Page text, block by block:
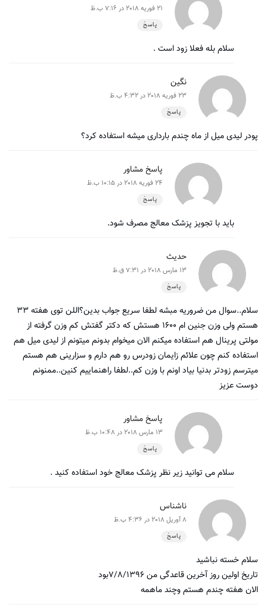
21 فوریه 2018 در 7:16 ب.ظ
پاسخ
سلام بله فعلا زود است .
نگین
23 فوریه 2018 در 4:32 ب.ظ
پاسخ
پودر لیدی میل از ماه چندم بارداری میشه استفاده کرد؟
پاسخ مشاور
24 فوریه 2018 در 10:15 ب.ظ
پاسخ
باید با تجویز پزشک معالج مصرف شود.
حدیث
13 مارس 2018 در 7:31 ق.ظ
پاسخ
سلام..سوال من ضروریه مبشه لطفا سریع جواب بدین؟اللن توی هفته ۳۳
هستم ولی وزن جنین ام ۱۶۰۰ هستش که دکتر گفتش کم وزن گرفته از
مولتی پرینال هم استفاده میکنم الان میخوام بدونم میتونم از لیدی میل هم
استفاده کنم چون علائم زایمان زودرس رو هم دارم و سزارینی هم هستم
میترسم زودتر بدنیا بیاد اونم با وزن کم..لطفا راهنماییم کنین..ممنونم
دوست عزیز
پاسخ مشاور
13 مارس 2018 در 10:48 ب.ظ
پاسخ
سلام می توانید زیر نظر پزشک معالج خود استفاده کنید .
ناشناس
8 آوریل 2018 در 4:36 ب.ظ
پاسخ
سلام خسته نباشید‌‌ ‌‌
تاریخ اولین روز آخرین قاعدگی من ۷/۸/۱۳۹۶بود
الان هفته چندم هستم وچند ماهمه